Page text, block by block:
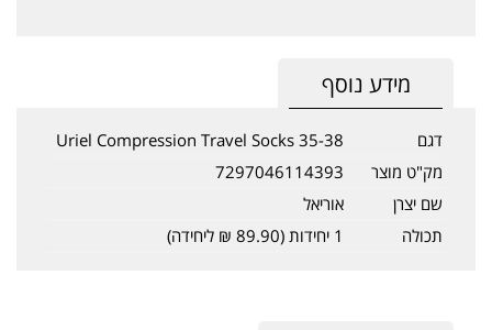
מידע נוסף
דגם
35-38 Uriel Compression Travel Socks
מק"ט מוצר
7297046114393
שם יצרן
אוריאל
תכולה
1 יחידות (89.90 ₪ ליחידה)